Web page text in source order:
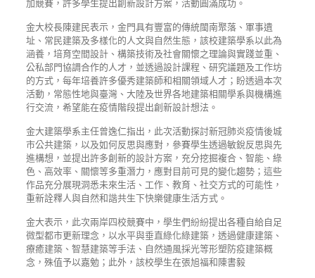
加競賽，許多學生提出創新設計方案，活動圓滿成功。
金大校長陳建民表示，金門具有豐富的傳統閩南聚落、軍事遺
址、常民建築及多樣化的人文與自然生態，該校建築學系以此為
涵養，培育空間設計、構築技術及社會關懷之理論與實踐並重、
公私部門協調合作的人才，並透過設計課程、研究議題及工作坊
的方式，每年培養許多優秀建築師和相關領域人才；盼透過本次
活動，常態性地與臺灣、大陸及世界各地建築相關學系與機構進
行交流，希望能在疫情階段提出創新設計想法。
金大建築學系主任曾逸仁指出，此次活動探討新冠肺炎疫情後城
市公共建築，以及如何反思與應對，參賽學生透過敏銳反思與先
進構想，並提出許多創新的設計方案，充分挖掘複合、智能、綠
色、高效率、關懷等多重潛力，應對目前可見的變化趨勢；這些
作品充分展現洞悉未來生活、工作、教育、社交方式的可能性，
重新詮釋人與自然和諧共生下快樂健康生活方式。
金大表示，此次兩岸四校競賽中，學生們紛紛提出各種自給自足
微型都市更新理念，以水平與垂直綠化綠建築，透過健康建築、
療癒建築、智慧建築等手法、自然通風採光等形塑防疫建築概
念，殊值予以嘉勉；此外，該校學生在張旭福和陳書毅